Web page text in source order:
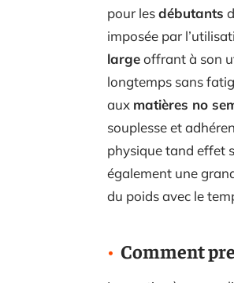
pour lesdébutants
imposée par
largeoffrant à son
longtemps sans
aux matières no
souplesse et
physique tand effet
également une
du poids avec le
Comment